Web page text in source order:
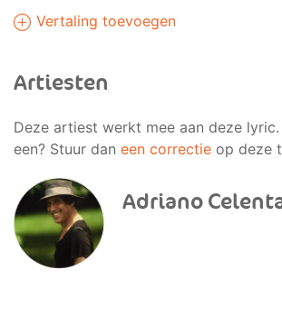
Vertaling toevoegen
Artiesten
Deze artiest werkt mee aan deze
een? Stuur dan een correctie op deze
Adriano